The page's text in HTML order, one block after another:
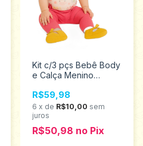
Kit c/3 pçs Bebê Body
e Calça Menino
211437
R$59,98
6 x de R$10,00 sem
juros
R$50,98 no Pix